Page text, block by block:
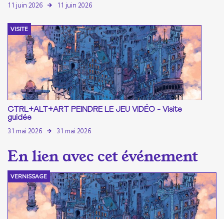
11 juin 2026 11 juin 2026
VISITE
CTRL+ALT+ART PEINDRE LE JEU VIDÉO - Visite
guidée
31 mai 2026 31 mai 2026
VERNISSAGE